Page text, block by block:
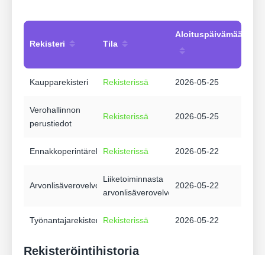
Rekisteri Tila
Aloituspäivämäärä
Kaupparekisteri Rekisterissä 2026-05-25
Verohallinnon
perustiedot
Rekisterissä 2026-05-25
EnnakkoperintärekisteriRekisterissä 2026-05-22
Arvonlisäverovelvollisuus
Liiketoiminnasta
arvonlisäverovelvollinen
2026-05-22
Työnantajarekisteri Rekisterissä 2026-05-22
Rekisteröintihistoria